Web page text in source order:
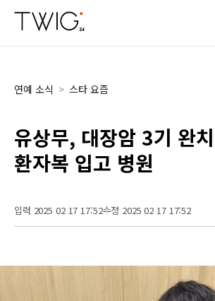
연예 소식 > 스타 요즘
유상무, 대장암 3기 완
환자복 입고 병원
입력 2025 02 17 17:52수정 2025 02 17 17:52